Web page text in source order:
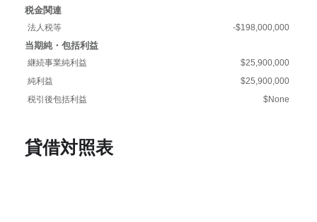
税金関連
法人税等 -$198,000,000
当期純・包括利益
継続事業純利益
$25,900,000
純利益
$25,900,000
税引後包括利益
$None
貸借対照表